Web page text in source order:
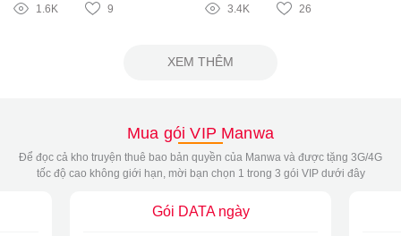
1.6K 9 3.4K 26
XEM THÊM
Mua gói VIP Manwa
Để đọc cả kho truyện thuê bao bản quyền của Manwa và được tặng 3G/4G
tốc độ cao không giới hạn, mời bạn chọn 1 trong 3 gói VIP dưới đây
Gói DATA ngày